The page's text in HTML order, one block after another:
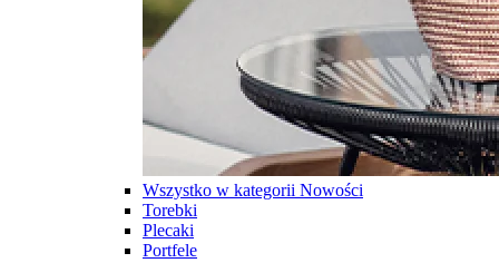
Wszystko w kategorii Nowości
Torebki
Plecaki
Portfele